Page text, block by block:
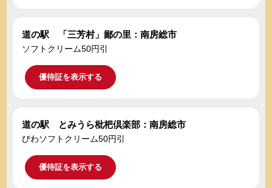
道の駅 「三芳村」鄙の里：南房総市
ソフトクリーム50円引
優待証を表示する
道の駅 とみうら枇杷倶楽部：南房総市
びわソフトクリーム50円引
優待証を表示する